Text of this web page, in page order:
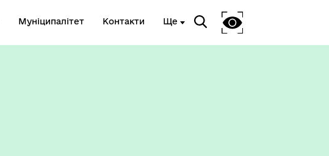
Муніципалітет Контакти Ще